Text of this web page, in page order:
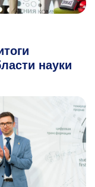
науки